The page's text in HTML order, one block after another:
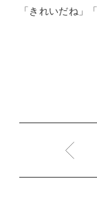
「きれいだね」
相談